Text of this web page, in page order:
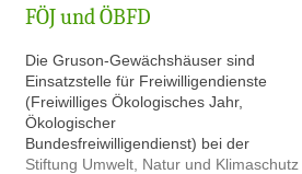
FÖJ und ÖBFD
Die Gruson-Gewächshäuser sind
Einsatzstelle für Freiwilligendienste
(Freiwilliges Ökologisches Jahr,
Ökologischer
Bundesfreiwilligendienst) bei der
Stiftung Umwelt, Natur und Klimaschutz